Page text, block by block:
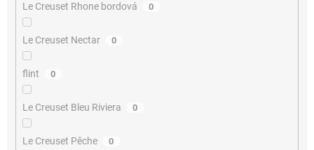
Le Creuset Rhone bordová 0
Le Creuset Nectar 0
flint 0
Le Creuset Bleu Riviera 0
Le Creuset Pêche 0